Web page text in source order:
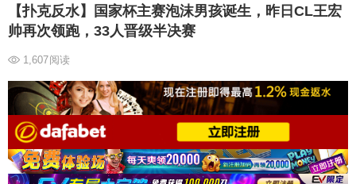
【扑克反水】国家杯主赛泡沫男孩诞生，昨日CL王宏
帅再次领跑，33人晋级半决赛
1,607阅读